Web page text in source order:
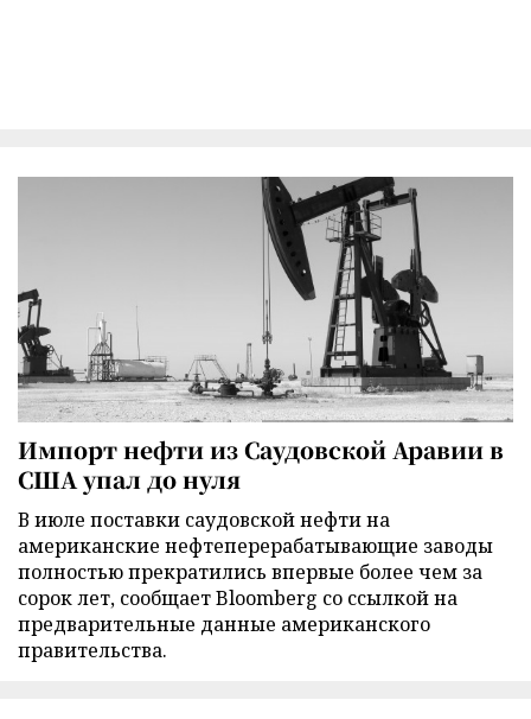
Импорт нефти из Саудовской Аравии в
США упал до нуля
В июле поставки саудовской нефти на
американские нефтеперерабатывающие заводы
полностью прекратились впервые более чем за
сорок лет, сообщает Bloomberg со ссылкой на
предварительные данные американского
правительства.